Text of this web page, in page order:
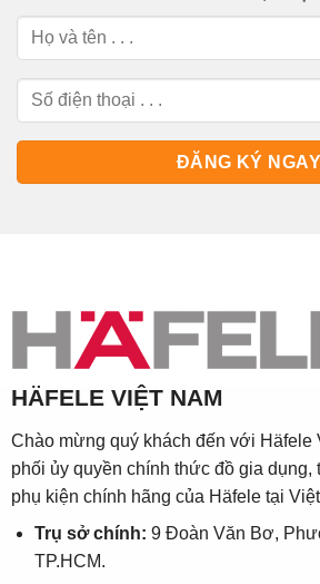
HÄFELE VIỆT NAM
Chào mừng quý khách đến với Häfele
phối ủy quyền chính thức đồ gia dụng,
phụ kiện chính hãng của Häfele tại
Trụ sở chính: 9 Đoàn Văn Bơ,
TP.HCM.